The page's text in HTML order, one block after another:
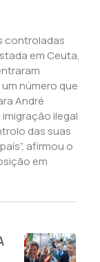
controladas
em Ceuta,
número que
André
ilegal
das suas
afirmou o
em